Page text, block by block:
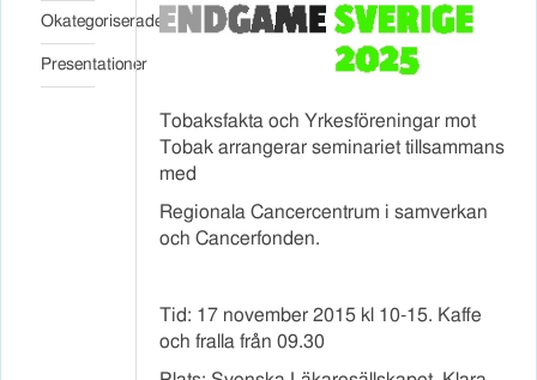
Okategoriserade
Presentationer
Tobaksfakta och Yrkesföreningar mot
Tobak arrangerar seminariet tillsammans
med
Regionala Cancercentrum i samverkan
och Cancerfonden.
Tid: 17 november 2015 kl 10-15. Kaffe
och fralla från 09.30